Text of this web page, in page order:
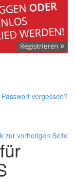
Passwort vergessen?
zur vorherigen Seite